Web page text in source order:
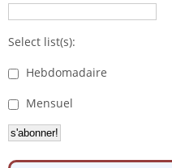
Select list(s):
Hebdomadaire
Mensuel